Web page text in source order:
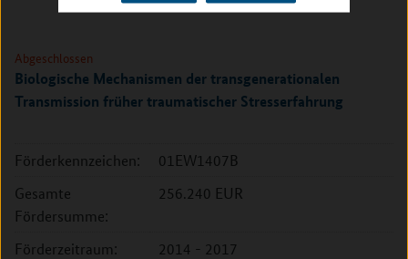
Abgeschlossen
Biologische Mechanismen der transgenerationalen
Transmission früher traumatischer Stresserfahrung
Förderkennzeichen:
01EW1407B
Gesamte
Fördersumme:
256.240 EUR
Förderzeitraum:
2014 - 2017